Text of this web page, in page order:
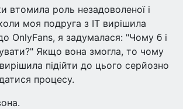
втомила роль незадоволеної і
моя подруга з ІТ вирішила
OnlyFans, я задумалася: "Чому б і
Якщо вона змогла, то чому
підійти до цього серйозно
процесу.